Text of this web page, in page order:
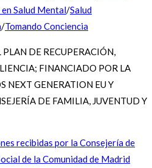
en Salud Mental/Salud
/Tomando Conciencia
DE RECUPERACIÓN,
FINANCIADO POR LA
NEXT GENERATION EU Y
DE FAMILIA, JUVENTUD Y
recibidas por la Consejería de
de la Comunidad de Madrid